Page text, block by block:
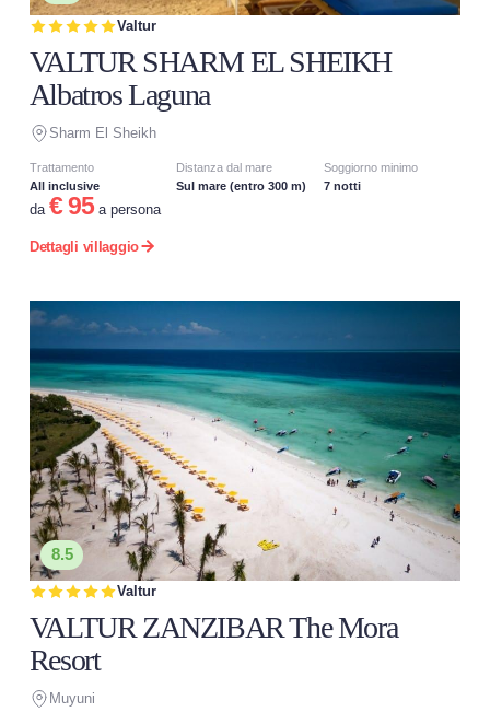
Valtur
VALTUR SHARM EL SHEIKH
Albatros Laguna
Sharm El Sheikh
Trattamento
All inclusive
Distanza dal mare
Sul mare (entro 300 m)
Soggiorno minimo
7 notti
da € 95a persona
Dettagli villaggio
8.5
Valtur
VALTUR ZANZIBAR The Mora
Resort
Muyuni